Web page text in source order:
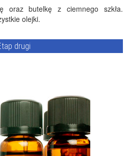
oraz butelkę z ciemnego szkła.
olejki.
drugi